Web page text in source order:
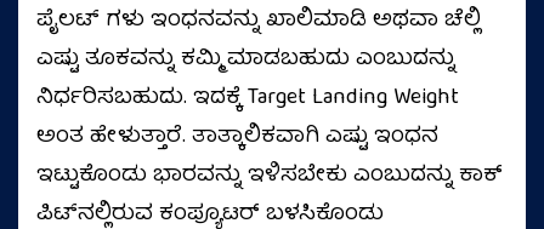
ಪೈಲಟ್ ಗಳು ಇಂಧನವನ್ನು ಖಾಲಿಮಾಡಿ ಅಥವಾ ಚೆಲ್ಲಿ
ಎಷ್ಟು ತೂಕವನ್ನು ಕಮ್ಮಿ ಮಾಡಬಹುದು ಎಂಬುದನ್ನು
ನಿರ್ಧರಿಸಬಹುದು. ಇದಕ್ಕೆ Target Landing Weight
ಅಂತ ಹೇಳುತ್ತಾರೆ. ತಾತ್ಕಾಲಿಕವಾಗಿ ಎಷ್ಟು ಇಂಧನ
ಇಟ್ಟುಕೊಂಡು ಭಾರವನ್ನು ಇಳಿಸಬೇಕು ಎಂಬುದನ್ನು ಕಾಕ್‌
ಪಿಟ್‌ನಲ್ಲಿರುವ ಕಂಪ್ಯೂಟರ್ ಬಳಸಿಕೊಂಡು